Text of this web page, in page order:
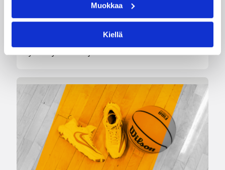
Muokkaa
Kiellä
Haaste tarjoaa seuroille valmiin konseptin
innostaa mukaan uusia pelaajia ja syventää